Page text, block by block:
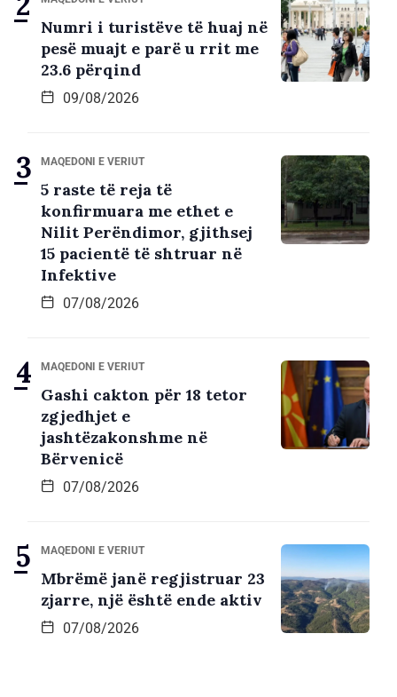
Numri i turistëve të huaj në
pesë muajt e parë u rrit me
23.6 përqind
09/08/2026
MAQEDONI E VERIUT
5 raste të reja të
konfirmuara me ethet e
Nilit Perëndimor, gjithsej
15 pacientë të shtruar në
Infektive
07/08/2026
MAQEDONI E VERIUT
Gashi cakton për 18 tetor
zgjedhjet e
jashtëzakonshme në
Bërvenicë
07/08/2026
MAQEDONI E VERIUT
Mbrëmë janë regjistruar 23
zjarre, një është ende aktiv
07/08/2026